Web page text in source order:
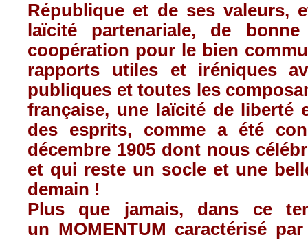
République et de ses valeurs,
laïcité partenariale, de
coopération pour le bien
rapports utiles et iréniques
publiques et toutes les
française, une laïcité de liberté
des esprits, comme a été
décembre 1905 dont nous
et qui reste un socle et une
demain !
Plus que jamais, dans ce
un MOMENTUM caractérisé